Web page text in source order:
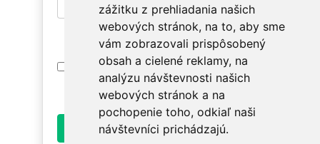
zážitku z prehliadania našich
webových stránok, na to, aby sme
vám zobrazovali prispôsobený
obsah a cielené reklamy, na
analýzu návštevnosti našich
webových stránok a na
pochopenie toho, odkiaľ naši
návštevníci prichádzajú.
aby si mala prístup na relevantné triedy
Prihlásením súhlasím sPodmienkami
Používania. Oboznám sa prosím ako
spracúvame údaje v
Ochrane osobných údajov
Odoslať